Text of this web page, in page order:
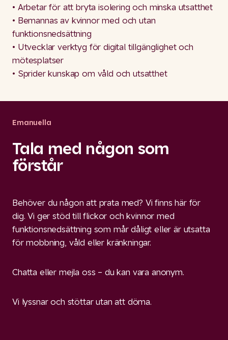
• Arbetar för att bryta isolering och minska utsatthet
• Bemannas av kvinnor med och utan
funktionsnedsättning
• Utvecklar verktyg för digital tillgänglighet och
mötesplatser
• Sprider kunskap om våld och utsatthet
Emanuella
Tala med någon som
förstår
Behöver du någon att prata med? Vi finns här för
dig. Vi ger stöd till flickor och kvinnor med
funktionsnedsättning som mår dåligt eller är utsatta
för mobbning, våld eller kränkningar.
Chatta eller mejla oss – du kan vara anonym.
Vi lyssnar och stöttar utan att döma.